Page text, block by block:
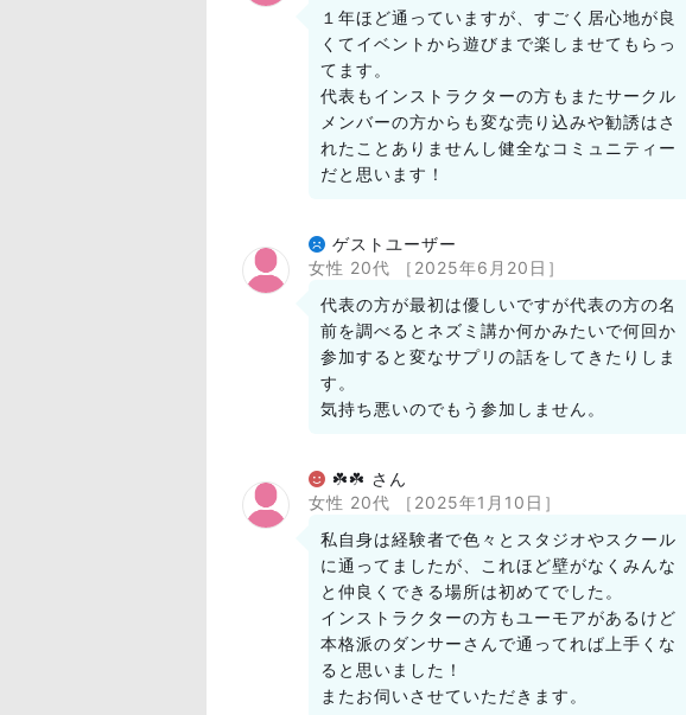
１年ほど通っていますが、すごく居心地が良
くてイベントから遊びまで楽しませてもらっ
てます。
代表もインストラクターの方もまたサークル
メンバーの方からも変な売り込みや勧誘はさ
れたことありませんし健全なコミュニティー
だと思います！
ゲストユーザー
女性 20代
［2025年6月20日］
代表の方が最初は優しいですが代表の方の名
前を調べるとネズミ講か何かみたいで何回か
参加すると変なサプリの話をしてきたりしま
す。
気持ち悪いのでもう参加しません。
☘️☘️ さん
女性 20代
［2025年1月10日］
私自身は経験者で色々とスタジオやスクール
に通ってましたが、これほど壁がなくみんな
と仲良くできる場所は初めてでした。
インストラクターの方もユーモアがあるけど
本格派のダンサーさんで通ってれば上手くな
ると思いました！
またお伺いさせていただきます。